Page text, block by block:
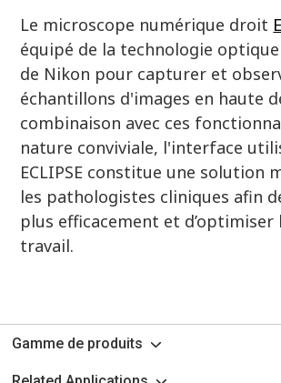
Le microscope numérique droit
équipé de la technologie
de Nikon pour capturer et
échantillons d'images en haute
combinaison avec ces
nature conviviale, l'interface
ECLIPSE constitue une solution
les pathologistes cliniques afin
plus efficacement et d’optimiser
travail.
Gamme de produits